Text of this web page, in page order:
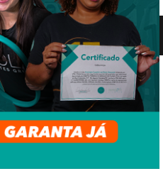
os direitos reservados.